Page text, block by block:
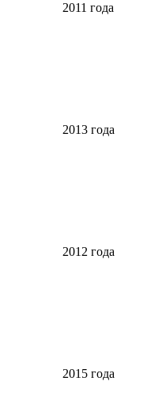
2011 года
2013 года
2012 года
2015 года